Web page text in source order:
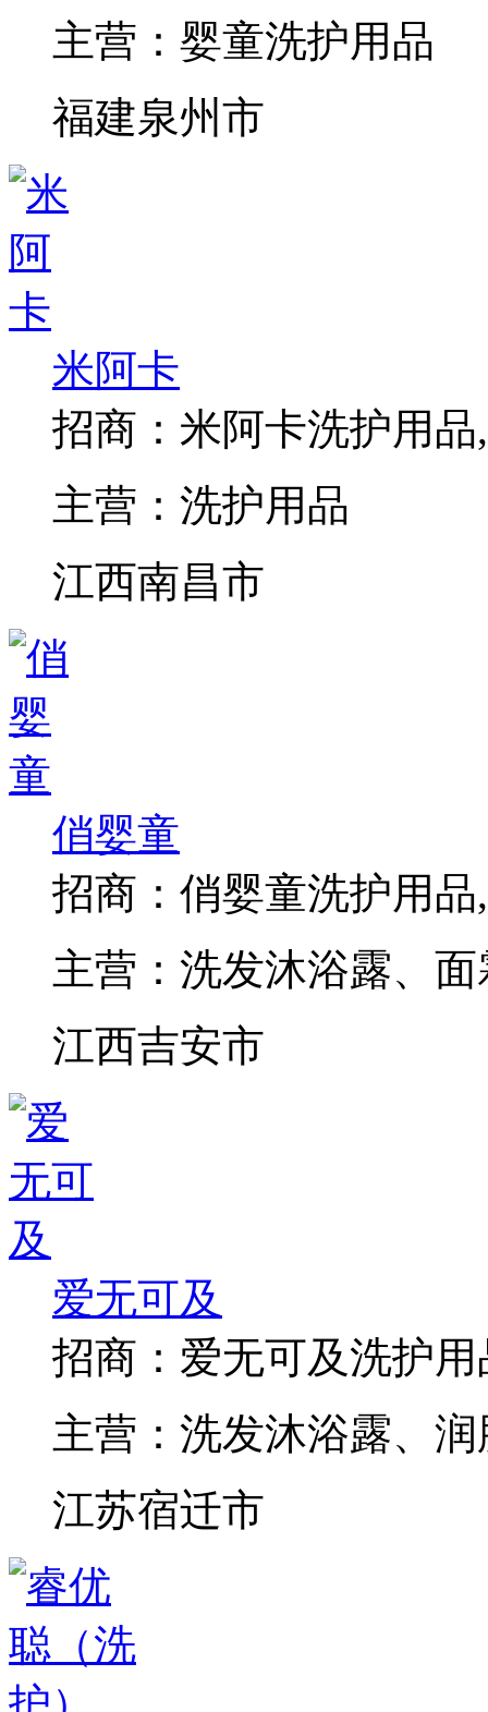
主营： 婴童洗护用品
福建泉州市
米阿卡
招商： 米阿卡洗护用
主营： 洗护用品
江西南昌市
俏婴童
招商： 俏婴童洗护用
主营： 洗发沐浴露、
江西吉安市
爱无可及
招商： 爱无可及洗护
主营： 洗发沐浴露、
江苏宿迁市